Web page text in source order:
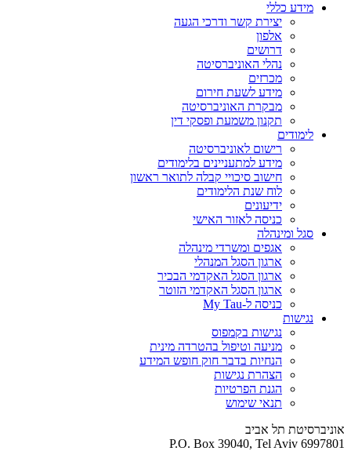
מידע כללי
יצירת קשר ודרכי הגעה
אלפון
דרושים
נהלי האוניברסיטה
מכרזים
מידע לשעת חירום
מבקרת האוניברסיטה
תקנון משמעת ופסקי דין
לימודים
רישום לאוניברסיטה
מידע למתעניינים בלימודים
חישוב סיכויי קבלה לתואר ראשון
לוח שנת הלימודים
ידיעונים
כניסה לאזור האישי
סגל ומינהלה
אגפים ומשרדי מינהלה
ארגון הסגל המנהלי
ארגון הסגל האקדמי הבכיר
ארגון הסגל האקדמי הזוטר
כניסה ל-My Tau
נגישות
נגישות בקמפוס
מניעה וטיפול בהטרדה מינית
הנחיות בדבר חוק חופש המידע
הצהרת נגישות
הגנת הפרטיות
תנאי שימוש
אוניברסיטת תל אביב
P.O. Box 39040, Tel Aviv 6997801